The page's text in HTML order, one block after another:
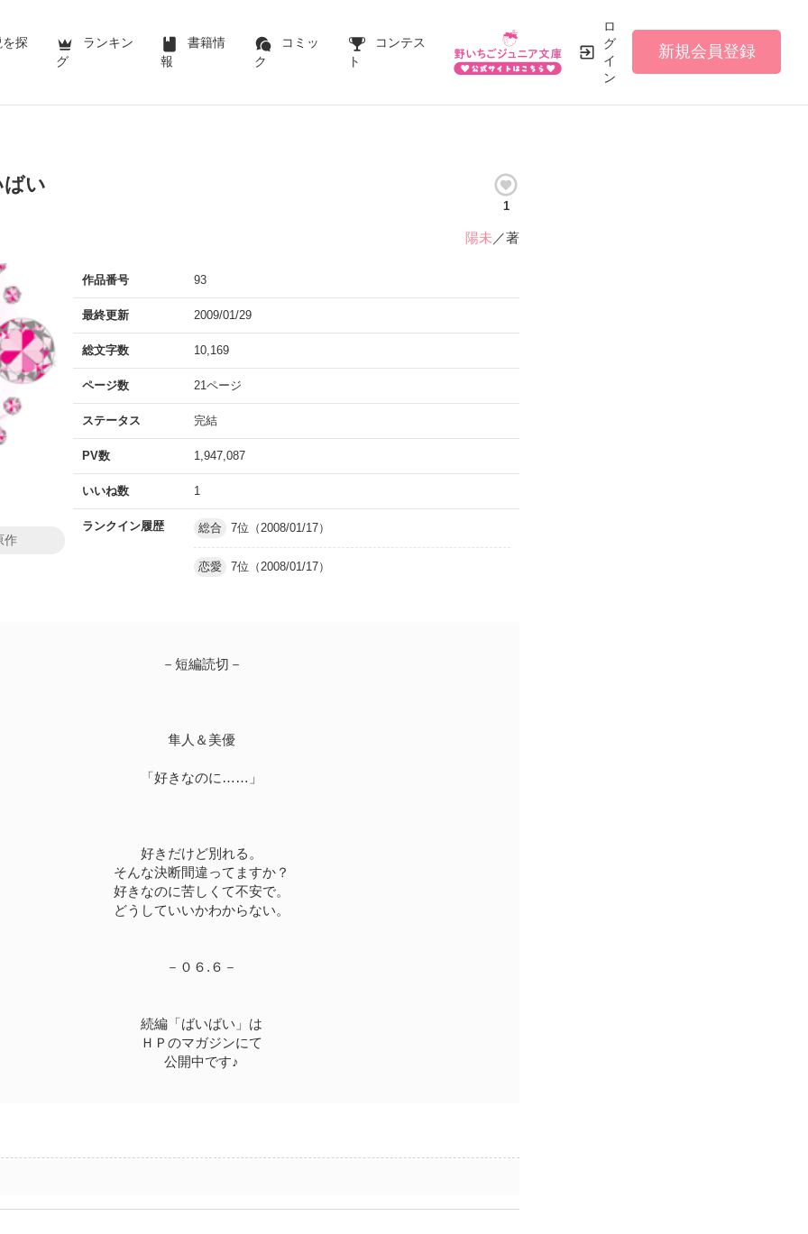
探
ランキン
グ
書籍情
報
コミッ
ク
コンテス
ト
ロ
グ
イ
ン
新規会員登録
ばい
1
陽未 ／著
作
作品番号 93
最終更新 2009/01/29
総文字数 10,169
ページ数 21ページ
ステータス 完結
PV数 1,947,087
いいね数 1
ランクイン履歴 総合 7位（2008/01/17）
恋愛 7位（2008/01/17）
－短編読切－
隼人＆美優
「好きなのに……」
好きだけど別れる。
そんな決断間違ってますか？
好きなのに苦しくて不安で。
どうしていいかわからない。
－０６.６－
続編「ばいばい」は
ＨＰのマガジンにて
公開中です♪